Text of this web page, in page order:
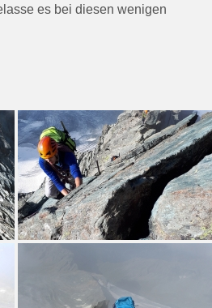
es bei diesen wenigen